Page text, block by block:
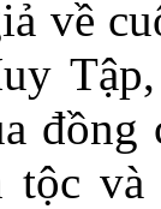
về
tộc